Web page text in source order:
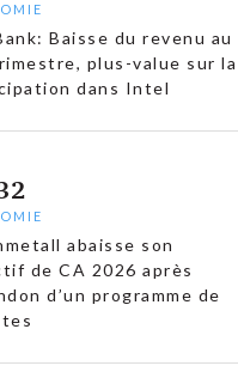
Baisse du revenu au
plus-value sur la
dans Intel
abaisse son
de CA 2026 après
d’un programme de